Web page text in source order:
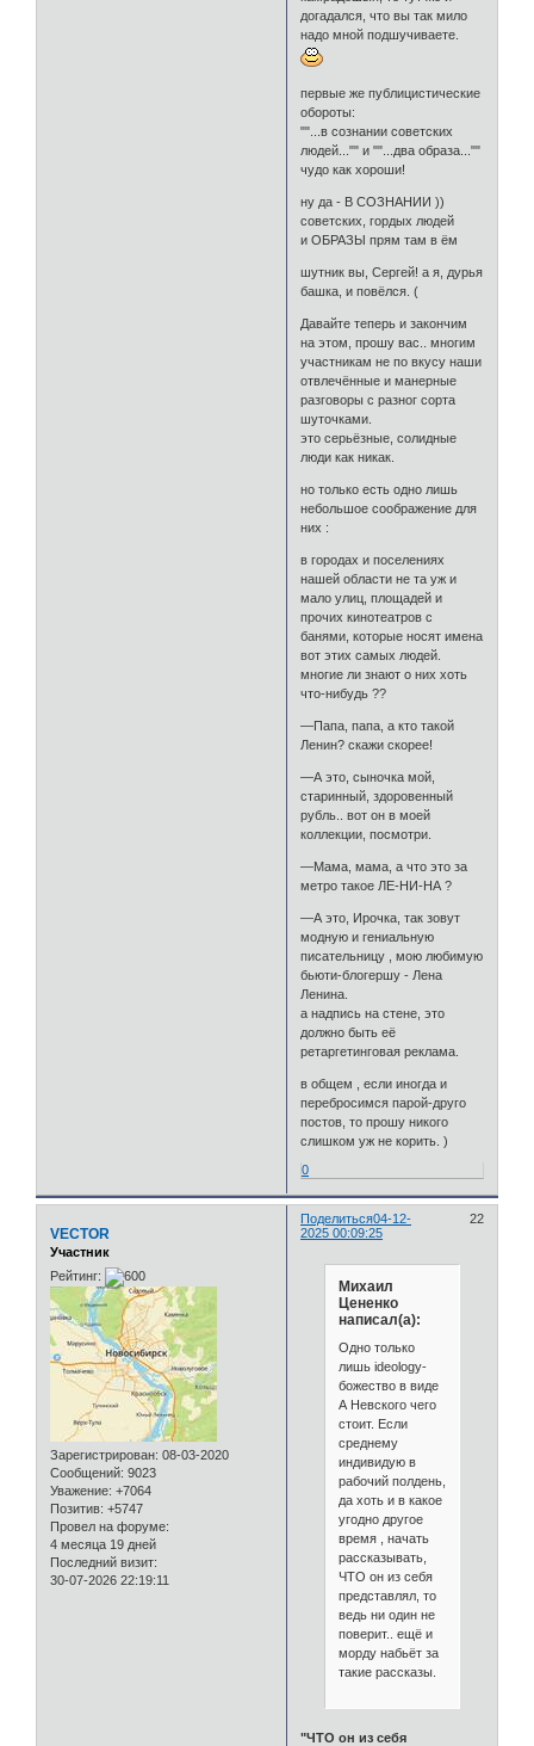
догадался, что вы так мило
надо мной подшучиваете.
первые же публицистические
обороты:
""...в сознании советских
людей..."" и ""...два образа...""
чудо как хороши!
ну да - В СОЗНАНИИ ))
советских, гордых людей
и ОБРАЗЫ прям там в ём
шутник вы, Сергей! а я, дурья
башка, и повёлся. (
Давайте теперь и закончим
на этом, прошу вас.. многим
участникам не по вкусу наши
отвлечённые и манерные
разговоры с разног сорта
шуточками.
это серьёзные, солидные
люди как никак.
но только есть одно лишь
небольшое соображение для
них :
в городах и поселениях
нашей области не та уж и
мало улиц, площадей и
прочих кинотеатров с
банями, которые носят имена
вот этих самых людей.
многие ли знают о них хоть
что-нибудь ??
—Папа, папа, а кто такой
Ленин? скажи скорее!
—А это, сыночка мой,
старинный, здоровенный
рубль.. вот он в моей
коллекции, посмотри.
—Мама, мама, а что это за
метро такое ЛЕ-НИ-НА ?
—А это, Ирочка, так зовут
модную и гениальную
писательницу , мою любимую
бьюти-блогершу - Лена
Ленина.
а надпись на стене, это
должно быть её
ретаргетинговая реклама.
в общем , если иногда и
перебросимся парой-друго
постов, то прошу никого
слишком уж не корить. )
0
Поделиться 22
04-12-
2025 00:09:25
VECTOR
Участник
Рейтинг:
Зарегистрирован: 08-03-2020
Сообщений: 9023
Уважение: +7064
Позитив: +5747
Провел на форуме:
4 месяца 19 дней
Последний визит:
30-07-2026 22:19:11
Михаил
Цененко
написал(а):
Одно только
лишь ideology-
божество в виде
А Невского чего
стоит. Если
среднему
индивидую в
рабочий полдень,
да хоть и в какое
угодно другое
время , начать
рассказывать,
ЧТО он из себя
представлял, то
ведь ни один не
поверит.. ещё и
морду набьёт за
такие рассказы.
"ЧТО он из себя